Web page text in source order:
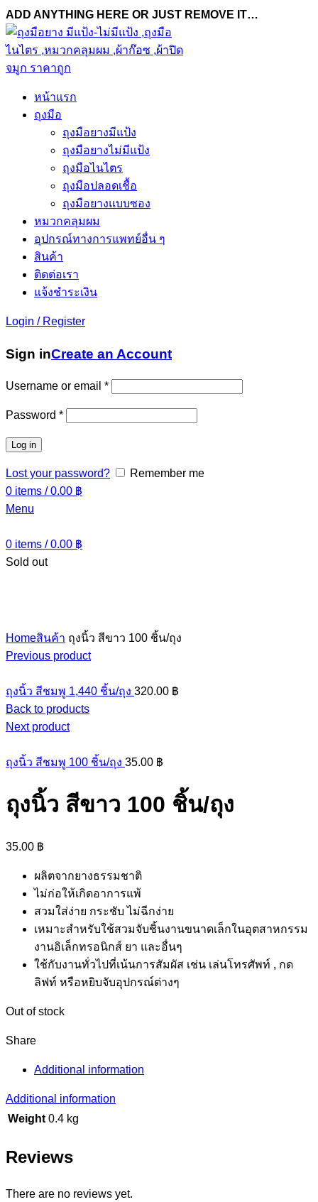
ADD ANYTHING HERE OR JUST REMOVE IT…
หน้าแรก
ถุงมือ
ถุงมือยางมีแป้ง
ถุงมือยางไม่มีแป้ง
ถุงมือไนไตร
ถุงมือปลอดเชื้อ
ถุงมือยางแบบซอง
หมวกคลุมผม
อุปกรณ์ทางการแพทย์อื่น ๆ
สินค้า
ติดต่อเรา
แจ้งชำระเงิน
Login / Register
Sign inCreate an Account
Username or email *
Password *
Log in
Lost your password?
Remember me
0 items / 0.00 ฿
Menu
0 items / 0.00 ฿
Sold out
Homeสินค้า ถุงนิ้ว สีขาว 100 ชิ้น/ถุง
Previous product
ถุงนิ้ว สีชมพู 1,440 ชิ้น/ถุง 320.00 ฿
Back to products
Next product
ถุงนิ้ว สีชมพู 100 ชิ้น/ถุง 35.00 ฿
ถุงนิ้ว สีขาว 100 ชิ้น/ถุง
35.00 ฿
ผลิตจากยางธรรมชาติ
ไม่ก่อให้เกิดอาการแพ้
สวมใส่ง่าย กระชับ ไม่ฉีกง่าย
เหมาะสำหรับใช้สวมจับชิ้นงานขนาดเล็กในอุตสาหกรรม
งานอิเล็กทรอนิกส์ ยา และอื่นๆ
ใช้กับงานทั่วไปที่เน้นการสัมผัส เช่น เล่นโทรศัพท์ , กด
ลิฟท์ หรือหยิบจับอุปกรณ์ต่างๆ
Out of stock
Share
Additional information
Additional information
Weight 0.4 kg
Reviews
There are no reviews yet.